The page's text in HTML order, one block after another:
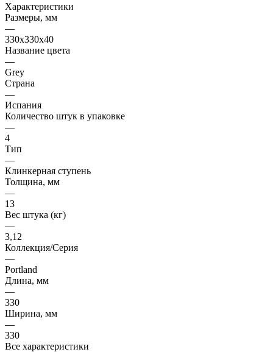
Характеристики
Размеры, мм
—
330x330x40
Название цвета
—
Grey
Страна
—
Испания
Количество штук в упаковке
—
4
Тип
—
Клинкерная ступень
Толщина, мм
—
13
Вес штука (кг)
—
3,12
Коллекция/Серия
—
Portland
Длина, мм
—
330
Ширина, мм
—
330
Все характеристики